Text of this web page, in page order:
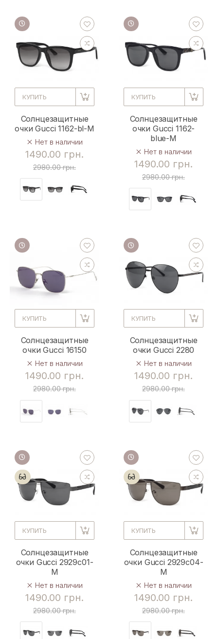
КУПИТЬ
Солнцезащитные
очки Gucci 1162-bl-M
Нет в наличии
1490.00 грн.
2980.00 грн.
КУПИТЬ
Солнцезащитные
очки Gucci 1162-
blue-M
Нет в наличии
1490.00 грн.
2980.00 грн.
КУПИТЬ
Солнцезащитные
очки Gucci 16150
Нет в наличии
1490.00 грн.
2980.00 грн.
КУПИТЬ
Солнцезащитные
очки Gucci 2280
Нет в наличии
1490.00 грн.
2980.00 грн.
КУПИТЬ
Солнцезащитные
очки Gucci 2929с01-
M
Нет в наличии
1490.00 грн.
2980.00 грн.
КУПИТЬ
Солнцезащитные
очки Gucci 2929с04-
M
Нет в наличии
1490.00 грн.
2980.00 грн.